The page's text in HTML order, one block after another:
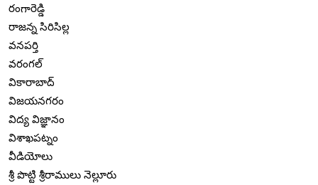
రంగారెడ్డి
రాజన్న సిరిసిల్ల
వనపర్తి
వరంగల్
వికారాబాద్
విజయనగరం
విద్య విజ్ఞానం
విశాఖపట్నం
వీడియోలు
శ్రీ పొట్టి శ్రీరాములు నెల్లూరు